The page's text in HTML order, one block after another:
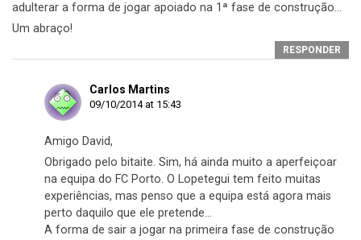
adulterar a forma de jogar apoiado na 1ª fase de construção…
Um abraço!
RESPONDER
Carlos Martins
09/10/2014 at 15:43
Amigo David,
Obrigado pelo bitaite. Sim, há ainda muito a aperfeiçoar
na equipa do FC Porto. O Lopetegui tem feito muitas
experiências, mas penso que a equipa está agora mais
perto daquilo que ele pretende…
A forma de sair a jogar na primeira fase de construção